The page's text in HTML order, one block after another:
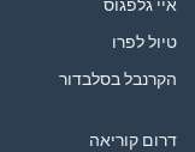
איי גלפגוס
טיול לפרו
הקרנבל בסלבדור
דרום קוריאה